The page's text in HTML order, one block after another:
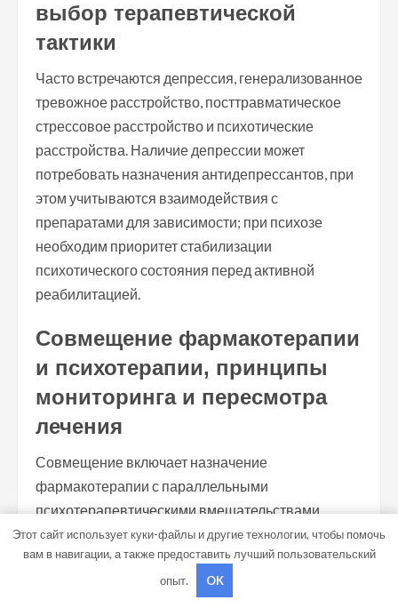
выбор терапевтической
тактики
Часто встречаются депрессия, генерализованное
тревожное расстройство, посттравматическое
стрессовое расстройство и психотические
расстройства. Наличие депрессии может
потребовать назначения антидепрессантов, при
этом учитываются взаимодействия с
препаратами для зависимости; при психозе
необходим приоритет стабилизации
психотического состояния перед активной
реабилитацией.
Совмещение фармакотерапии
и психотерапии, принципы
мониторинга и пересмотра
лечения
Совмещение включает назначение
фармакотерапии с параллельными
психотерапевтическими вмешательствами,
регулярную оценку эффективности и побочных
эффектов, а также пересмотр схем при
ухудшении состояния. Мониторинг включает
Этот сайт использует куки-файлы и другие технологии, чтобы помочь
вам в навигации, а также предоставить лучший пользовательский
опыт.
OK